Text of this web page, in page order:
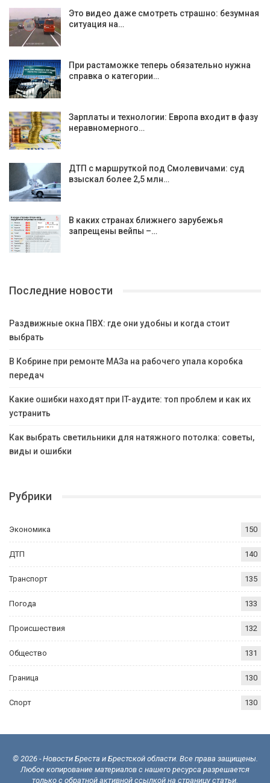
Это видео даже смотреть страшно: безумная
ситуация на…
При растаможке теперь обязательно нужна
справка о категории…
Зарплаты и технологии: Европа входит в фазу
неравномерного…
ДТП с маршруткой под Смолевичами: суд
взыскал более 2,5 млн…
В каких странах ближнего зарубежья
запрещены вейпы –…
Последние новости
Раздвижные окна ПВХ: где они удобны и когда стоит
выбрать
В Кобрине при ремонте МАЗа на рабочего упала коробка
передач
Какие ошибки находят при IT-аудите: топ проблем и как их
устранить
Как выбрать светильники для натяжного потолка: советы,
виды и ошибки
Рубрики
Экономика 150
ДТП 140
Транспорт 135
Погода 133
Происшествия 132
Общество 131
Граница 130
Спорт 130
© 2026 - Новости Бреста и Брестской области. Все права защищены.
Любое копирование материалов с нашего ресурса разрешается
только с обратной активной ссылкой на страницу статьи.